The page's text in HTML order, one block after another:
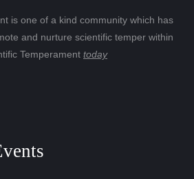
is one of a kind community which has
and nurture scientific temper within
Temperament today